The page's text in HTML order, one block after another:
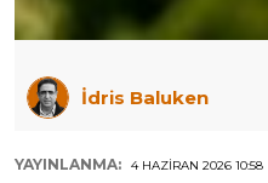
İdris Baluken
YAYINLANMA: 4 HAZIRAN 2026 10:58